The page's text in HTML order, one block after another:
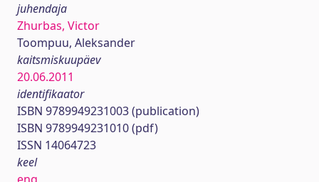
juhendaja
Zhurbas, Victor
Toompuu, Aleksander
kaitsmiskuupäev
20.06.2011
identifikaator
ISBN 9789949231003 (publication)
ISBN 9789949231010 (pdf)
ISSN 14064723
keel